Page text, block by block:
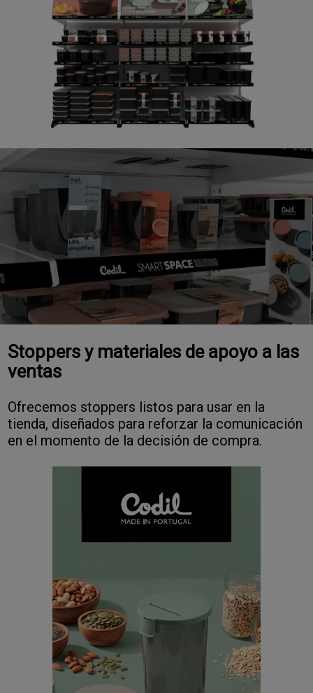
Stoppers y materiales de apoyo a las
ventas
Ofrecemos stoppers listos para usar en la
tienda, diseñados para reforzar la comunicación
en el momento de la decisión de compra.